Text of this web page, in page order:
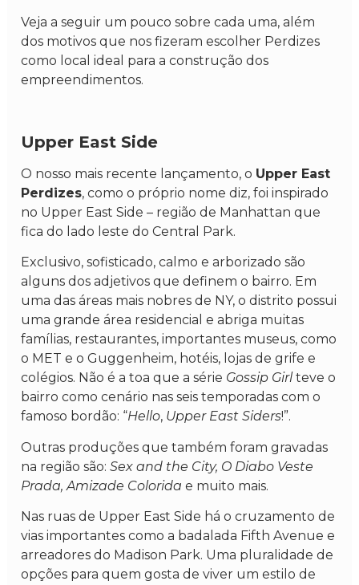
Veja a seguir um pouco sobre cada uma, além
dos motivos que nos fizeram escolher Perdizes
como local ideal para a construção dos
empreendimentos.
Upper East Side
O nosso mais recente lançamento, o Upper East
Perdizes, como o próprio nome diz, foi inspirado
no Upper East Side – região de Manhattan que
fica do lado leste do Central Park.
Exclusivo, sofisticado, calmo e arborizado são
alguns dos adjetivos que definem o bairro. Em
uma das áreas mais nobres de NY, o distrito possui
uma grande área residencial e abriga muitas
famílias, restaurantes, importantes museus, como
o MET e o Guggenheim, hotéis, lojas de grife e
colégios. Não é a toa que a série Gossip Girl teve o
bairro como cenário nas seis temporadas com o
famoso bordão: “Hello, Upper East Siders!”.
Outras produções que também foram gravadas
na região são:Sex and the City, O Diabo Veste
Prada, Amizade Colorida e muito mais.
Nas ruas de Upper East Side há o cruzamento de
vias importantes como a badalada Fifth Avenue e
arreadores do Madison Park. Uma pluralidade de
opções para quem gosta de viver um estilo de